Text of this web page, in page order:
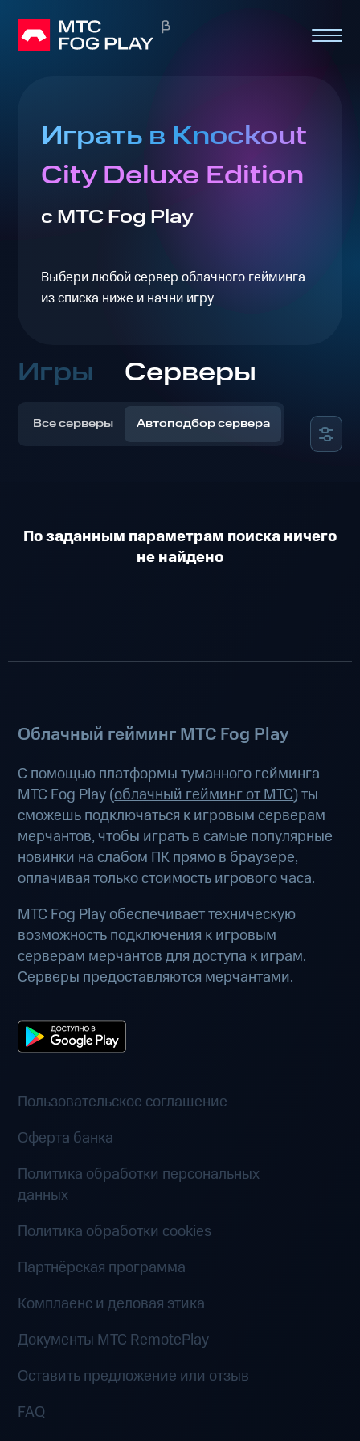
Играть в Knockout
City Deluxe Edition
с МТС Fog Play
Выбери любой сервер облачного гейминга
из списка ниже и начни игру
Игры Серверы
Все серверы Автоподбор сервера
По заданным параметрам поиска ничего
не найдено
Облачный гейминг МТС Fog Play
С помощью платформы туманного гейминга
МТС Fog Play (облачный гейминг от МТС) ты
сможешь подключаться к игровым серверам
мерчантов, чтобы играть в самые популярные
новинки на слабом ПК прямо в браузере,
оплачивая только стоимость игрового часа.
МТС Fog Play обеспечивает техническую
возможность подключения к игровым
серверам мерчантов для доступа к играм.
Серверы предоставляются мерчантами.
Пользовательское соглашение
Оферта банка
Политика обработки персональных
данных
Политика обработки cookies
Партнёрская программа
Комплаенс и деловая этика
Документы MTC RemotePlay
Оставить предложение или отзыв
FAQ